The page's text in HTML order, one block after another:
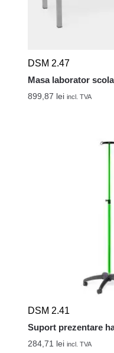
DSM 2.47
Masa laborator
899,87 lei incl. TVA
DSM 2.41
Suport prezentare
284,71 lei incl. TVA